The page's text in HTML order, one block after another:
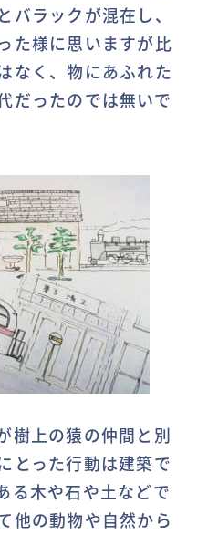
バラックが混在し、
た様に思いますが比
なく、物にあふれた
だったのでは無いで
樹上の猿の仲間と別
とった行動は建築で
る木や石や土などで
他の動物や自然から